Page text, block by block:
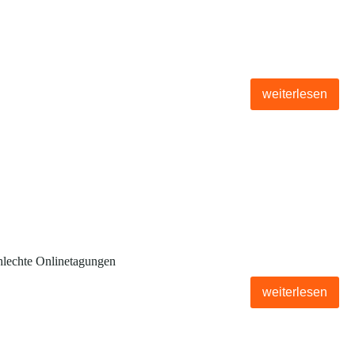
weiterlesen
Onlinetagungen
weiterlesen